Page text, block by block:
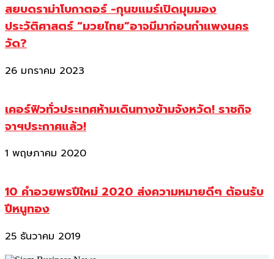
สยบดราม่าโบกาตอร์ -กุนขแมร์เปิดมุมมอง
ประวัติศาสตร์ “มวยไทย”อาจมีมาก่อนกำแพงนคร
วัด?
26 มกราคม 2023
เคอร์ฟิวทั่วประเทศห้ามเดินทางข้ามจังหวัด! ราชกิจ
จาฯประกาศแล้ว!
1 พฤษภาคม 2020
10 คำอวยพรปีใหม่ 2020 ส่งความหมายดีๆ ต้อนรับ
ปีหนูทอง
25 ธันวาคม 2019